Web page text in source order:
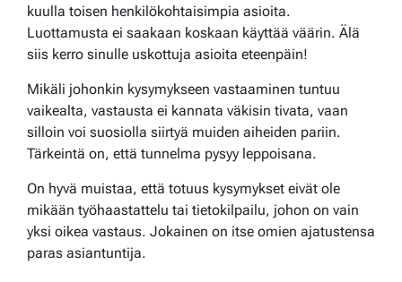
kuulla toisen henkilökohtaisimpia asioita.
Luottamusta ei saakaan koskaan käyttää väärin. Älä
siis kerro sinulle uskottuja asioita eteenpäin!
Mikäli johonkin kysymykseen vastaaminen tuntuu
vaikealta, vastausta ei kannata väkisin tivata, vaan
silloin voi suosiolla siirtyä muiden aiheiden pariin.
Tärkeintä on, että tunnelma pysyy leppoisana.
On hyvä muistaa, että totuus kysymykset eivät ole
mikään työhaastattelu tai tietokilpailu, johon on vain
yksi oikea vastaus. Jokainen on itse omien ajatustensa
paras asiantuntija.